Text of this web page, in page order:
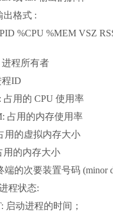
出格式 :
%CPU %MEM VSZ
进程所有者
程ID
占用的 CPU 使用率
占用的内存使用率
用的虚拟内存大小
用的内存大小
端的次要装置号码 (minor
程状态:
启动进程的时间；